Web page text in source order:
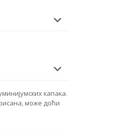
капака.
може доћи